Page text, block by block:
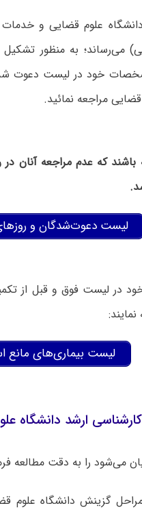
علوم قضایی و
قضایی) می‌رساند؛ به منظور
خود در لیست دعوت
مراجعه نمائید.
باشند که عدم مراجعه آنان
لیست دعوت‌شدگان و
لیست فوق و قبل از
لیست بیماری‌های مانع
ارشد دانشگاه
می‌شود را به دقت مطالعه
گزینش دانشگاه علوم